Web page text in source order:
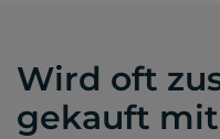
Wird oft
gekauft mit